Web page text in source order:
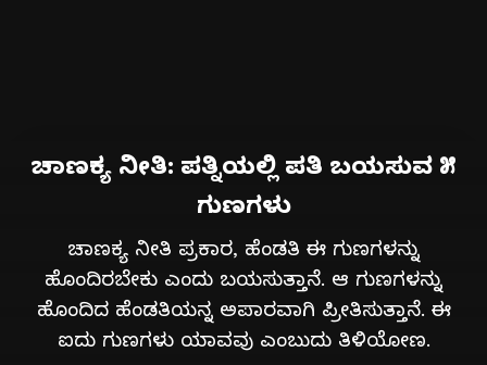
ಚಾಣಕ್ಯ ನೀತಿ: ಪತ್ನಿಯಲ್ಲಿ ಪತಿ ಬಯಸುವ ೫
ಗುಣಗಳು
ಚಾಣಕ್ಯ ನೀತಿ ಪ್ರಕಾರ, ಹೆಂಡತಿ ಈ ಗುಣಗಳನ್ನು
ಹೊಂದಿರಬೇಕು ಎಂದು ಬಯಸುತ್ತಾನೆ. ಆ ಗುಣಗಳನ್ನು
ಹೊಂದಿದ ಹೆಂಡತಿಯನ್ನ ಅಪಾರವಾಗಿ ಪ್ರೀತಿಸುತ್ತಾನೆ. ಈ
ಐದು ಗುಣಗಳು ಯಾವವು ಎಂಬುದು ತಿಳಿಯೋಣ.